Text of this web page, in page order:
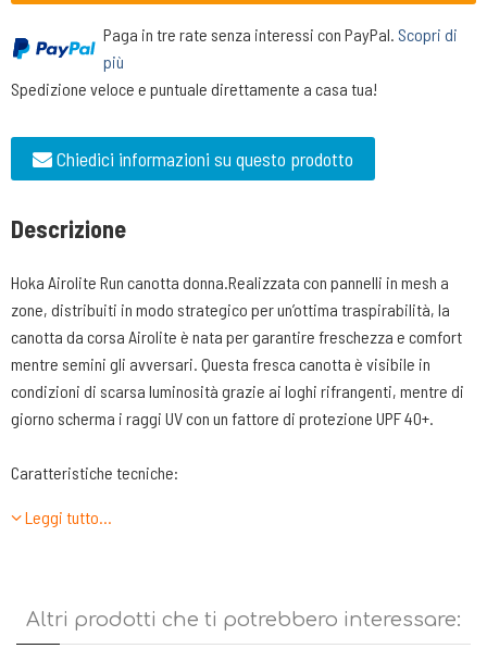
Paga in tre rate senza interessi con PayPal. Scopri di
più
Spedizione veloce e puntuale direttamente a casa tua!
Chiedici informazioni su questo prodotto
Descrizione
Hoka Airolite Run canotta donna.Realizzata con pannelli in mesh a
zone, distribuiti in modo strategico per un’ottima traspirabilità, la
canotta da corsa Airolite è nata per garantire freschezza e comfort
mentre semini gli avversari. Questa fresca canotta è visibile in
condizioni di scarsa luminosità grazie ai loghi rifrangenti, mentre di
giorno scherma i raggi UV con un fattore di protezione UPF 40+.
Caratteristiche tecniche:
20% elastan) (corpo principale) per una traspirabilità superiore
•Asciugatura rapida
•Trattamento antimicrobico
Leggi tutto…
Altri prodotti che ti potrebbero interessare: